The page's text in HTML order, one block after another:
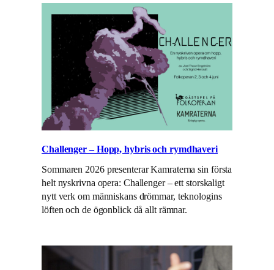
Challenger – Hopp, hybris och rymdhaveri
Sommaren 2026 presenterar Kamraterna sin första
helt nyskrivna opera: Challenger – ett storskaligt
nytt verk om människans drömmar, teknologins
löften och de ögonblick då allt rämnar.